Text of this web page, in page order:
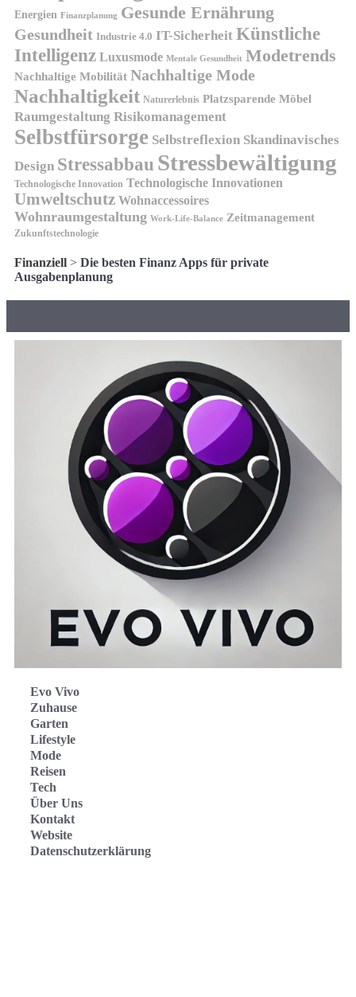
Energien Finanzplanung Gesunde Ernährung
Gesundheit Industrie 4.0 IT-Sicherheit Künstliche
Intelligenz Luxusmode Mentale Gesundheit Modetrends
Nachhaltige Mobilität Nachhaltige Mode
Nachhaltigkeit Naturerlebnis Platzsparende Möbel
Raumgestaltung Risikomanagement
Selbstfürsorge Selbstreflexion Skandinavisches
Design Stressabbau Stressbewältigung
Technologische Innovation Technologische Innovationen
Umweltschutz Wohnaccessoires
Wohnraumgestaltung Work-Life-Balance Zeitmanagement
Zukunftstechnologie
Finanziell > Die besten Finanz Apps für private
Ausgabenplanung
Evo Vivo
Zuhause
Garten
Lifestyle
Mode
Reisen
Tech
Über Uns
Kontakt
Website
Datenschutzerklärung